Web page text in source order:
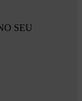
SEU